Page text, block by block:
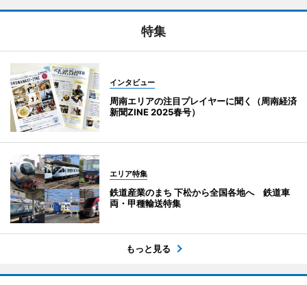
特集
インタビュー
周南エリアの注目プレイヤーに聞く（周南経済
新聞ZINE 2025春号）
エリア特集
鉄道産業のまち 下松から全国各地へ 鉄道車
両・甲種輸送特集
もっと見る